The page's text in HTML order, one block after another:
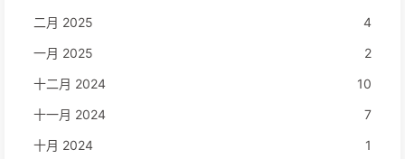
二月 2025
4
一月 2025
2
十二月 2024
10
十一月 2024
7
十月 2024
1